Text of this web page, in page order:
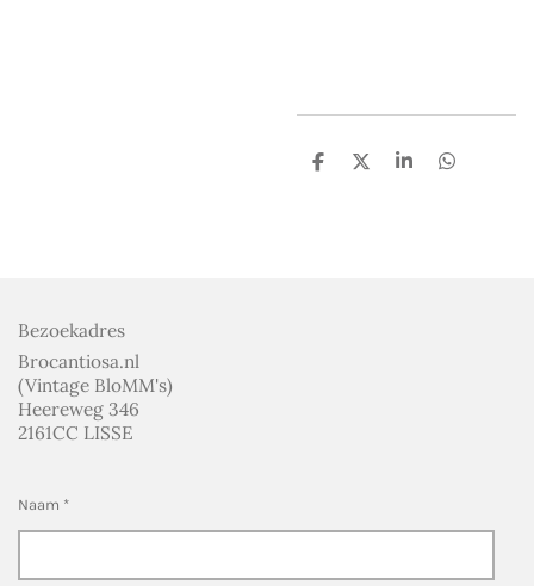
D
D
S
D
Bezoekadres
Brocantiosa.nl
(Vintage BloMM's)
Heereweg 346
2161CC LISSE
Naam *